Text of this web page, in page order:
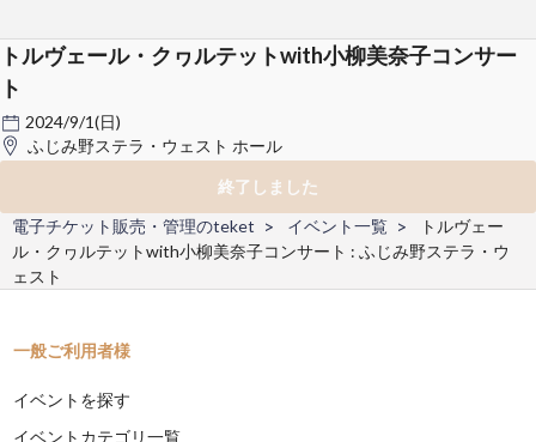
トルヴェール・クヮルテットwith小柳美奈子コンサー
ト
2024/9/1(日)
ふじみ野ステラ・ウェスト ホール
終了しました
電子チケット販売・管理のteket
イベント一覧
トルヴェー
ル・クヮルテットwith小柳美奈子コンサート : ふじみ野ステラ・ウ
ェスト
一般ご利用者様
イベントを探す
イベントカテゴリ一覧